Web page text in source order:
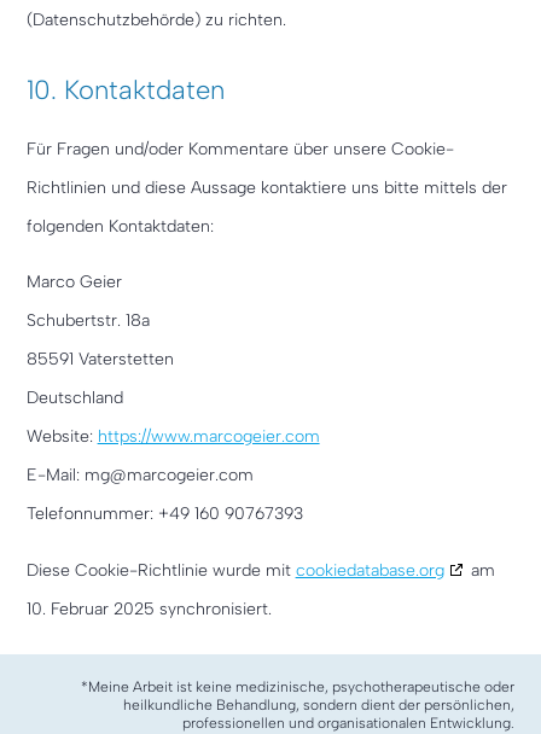
(Datenschutzbehörde) zu richten.
10. Kontaktdaten
Für Fragen und/oder Kommentare über unsere Cookie-
Richtlinien und diese Aussage kontaktiere uns bitte mittels der
folgenden Kontaktdaten:
Marco Geier
Schubertstr. 18a
85591 Vaterstetten
Deutschland
Website: https://www.marcogeier.com
E-Mail: mg@marcogeier.com
Telefonnummer: +49 160 90767393
Diese Cookie-Richtlinie wurde mit cookiedatabase.org
am
10. Februar 2025 synchronisiert.
*Meine Arbeit ist keine medizinische, psychotherapeutische oder
heilkundliche Behandlung, sondern dient der persönlichen,
professionellen und organisationalen Entwicklung.